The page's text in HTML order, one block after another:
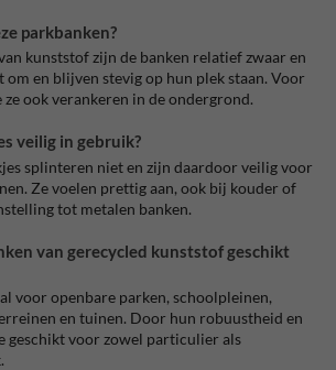
parkbanken?
kunststof zijn de banken relatief zwaar en
om en blijven stevig op hun plek staan. Voor
ook verankeren in de ondergrond.
veilig in gebruik?
splinteren niet en zijn daardoor veilig voor
Ze voelen prettig aan, ook bij kouder of
tot metalen banken.
van gerecycled kunststof geschikt
voor openbare parken, schoolpleinen,
en tuinen. Door hun robuustheid en
geschikt voor zowel particulier als